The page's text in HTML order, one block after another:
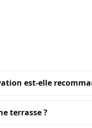
est-elle
terrasse ?